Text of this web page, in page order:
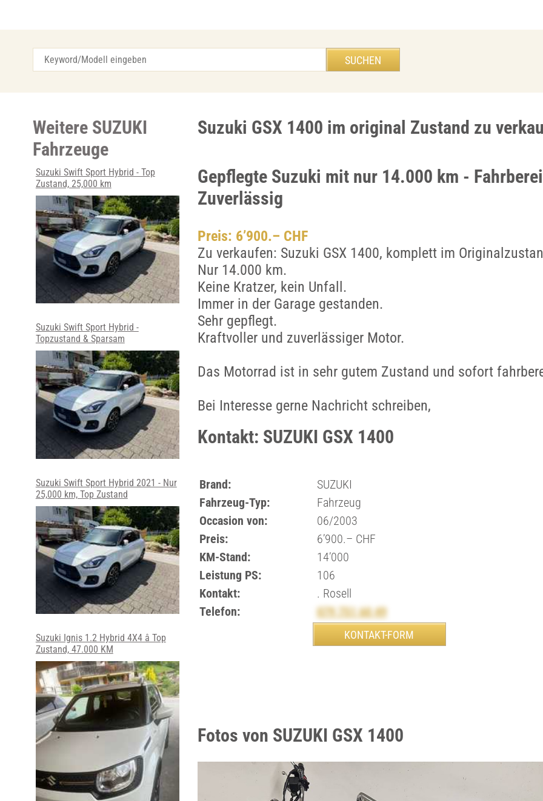
Suzuki GSX 1400 im original Zustand zu
Gepflegte Suzuki mit nur 14.000 km -
Zuverlässig
Preis: 6’900.– CHF
Zu verkaufen: Suzuki GSX 1400, komplett im
Nur 14.000 km.
Keine Kratzer, kein Unfall.
Immer in der Garage gestanden.
Sehr gepflegt.
Kraftvoller und zuverlässiger Motor.
Das Motorrad ist in sehr gutem Zustand und sofort
Bei Interesse gerne Nachricht schreiben,
Kontakt: SUZUKI GSX 1400
Brand:
SUZUKI
Fahrzeug-Typ:
Fahrzeug
Occasion von:
06/2003
Preis:
6’900.– CHF
KM-Stand:
14’000
Leistung PS:
106
Kontakt:
. Rosell
Telefon:
079 751 60 49
Fotos von SUZUKI GSX 1400
Weitere SUZUKI
Fahrzeuge
Suzuki Swift Sport Hybrid - Top
Zustand, 25,000 km
Suzuki Swift Sport Hybrid -
Topzustand & Sparsam
Suzuki Swift Sport Hybrid 2021 - Nur
25,000 km, Top Zustand
Suzuki Ignis 1.2 Hybrid 4X4 â Top
Zustand, 47.000 KM